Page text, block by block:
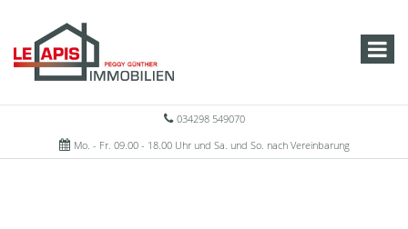
034298 549070
Mo. - Fr. 09.00 - 18.00 Uhr und Sa. und So. nach Vereinbarung